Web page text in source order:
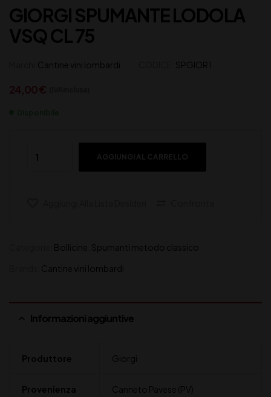
GIORGI SPUMANTE LODOLA
VSQ CL 75
Cantine vini lombardi SPGIOR1
AGGIUNGI AL CARRELLO
Bollicine Spumanti metodo classico
Cantine vini lombardi
Informazioni aggiuntive
Produttore Giorgi
Provenienza Canneto Pavese (PV)